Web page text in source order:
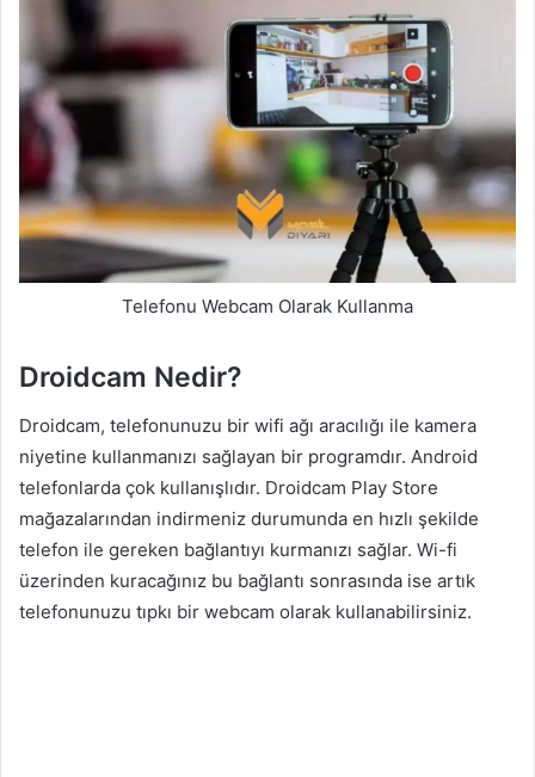
Telefonu Webcam Olarak Kullanma
Droidcam Nedir?
Droidcam, telefonunuzu bir wifi ağı aracılığı ile kamera
niyetine kullanmanızı sağlayan bir programdır. Android
telefonlarda çok kullanışlıdır. Droidcam Play Store
mağazalarından indirmeniz durumunda en hızlı şekilde
telefon ile gereken bağlantıyı kurmanızı sağlar. Wi-fi
üzerinden kuracağınız bu bağlantı sonrasında ise artık
telefonunuzu tıpkı bir webcam olarak kullanabilirsiniz.